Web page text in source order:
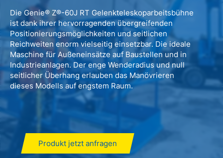
Die Genie® Z®-60J RT Gelenkteleskoparbeitsbühne
ist dank ihrer hervorragenden übergreifenden
Positionierungsmöglichkeiten und seitlichen
Reichweiten enorm vielseitig einsetzbar. Die ideale
Maschine für Außeneinsätze auf Baustellen und in
Industrieanlagen. Der enge Wenderadius und null
seitlicher Überhang erlauben das Manövrieren
dieses Modells auf engstem Raum.
Produkt jetzt anfragen